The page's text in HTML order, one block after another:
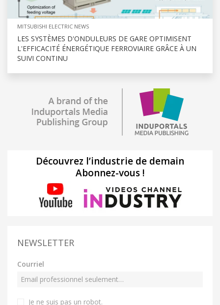
MITSUBISHI ELECTRIC NEWS
LES SYSTÈMES D'ONDULEURS DE GARE OPTIMISENT
L'EFFICACITÉ ÉNERGÉTIQUE FERROVIAIRE GRÂCE À UN
SUIVI CONTINU
Découvrez l’industrie de demain
Abonnez-vous !
NEWSLETTER
Courriel
Je ne suis pas un robot.